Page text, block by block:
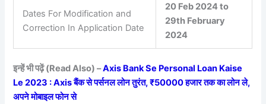
Dates For Modification and
Correction In Application Date
20 Feb 2024 to
29th February
2024
इन्हें भी पढ़ें (Read Also) –Axis Bank Se Personal Loan Kaise
Le 2023 : Axis बैंक से पर्सनल लोन तुरंत, ₹50000 हजार तक का लोन ले,
अपने मोबाइल फोन से